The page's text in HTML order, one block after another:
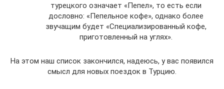
турецкого означает «Пепел», то есть если
дословно: «Пепельное кофе», однако более
звучащим будет «Специализированный кофе,
приготовленный на углях».
На этом наш список закончился, надеюсь, у вас появился
смысл для новых поездок в Турцию.